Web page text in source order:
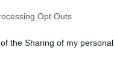
Opt Outs
the Sharing of my personal